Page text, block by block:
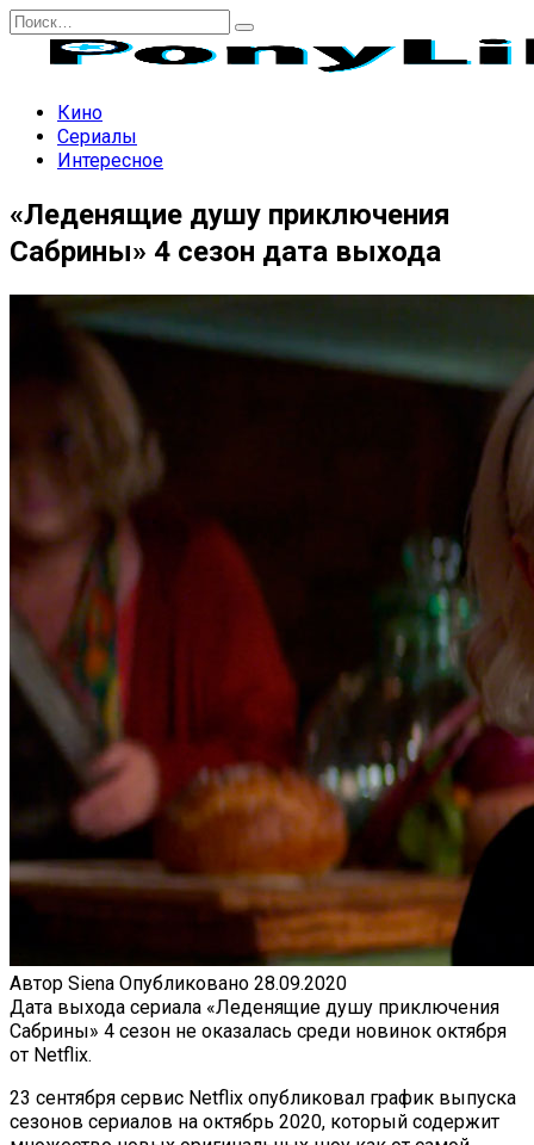
Перейти
содержанию
Search
Кино
Сериалы
Интересное
«Леденящие душу приключения
Сабрины» 4 сезон дата выхода
Автор Siena Опубликовано 28.09.2020
Дата выхода сериала «Леденящие душу приключения
Сабрины» 4 сезон не оказалась среди новинок октября
от Netflix.
23 сентября сервис Netflix опубликовал график выпуска
сезонов сериалов на октябрь 2020, который содержит